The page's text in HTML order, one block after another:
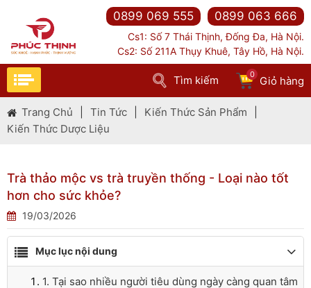
Cs1: Số 7 Thái Thịnh, Đống Đa, Hà Nội.
Cs2: Số 211A Thụy Khuê, Tây Hồ, Hà Nội.
Giỏ hàng
0
Tìm kiếm
0899 069 555 0899 063 666
Trang Chủ Tin Tức Kiến Thức Sản Phẩm
Kiến Thức Dược Liệu
Trà thảo mộc vs trà truyền thống - Loại nào tốt
hơn cho sức khỏe?
19/03/2026
Mục lục nội dung
1. Tại sao nhiều người tiêu dùng ngày càng quan tâm